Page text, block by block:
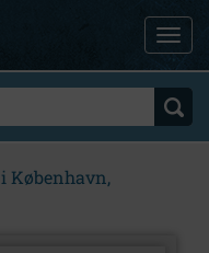
København,